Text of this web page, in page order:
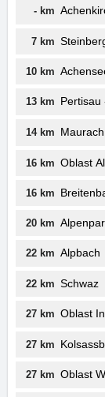
- km
7 km
10 km
13 km Pertisau
14 km
16 km Oblast
16 km
20 km
22 km Alpbach
22 km Schwaz
27 km Oblast
27 km
27 km Oblast